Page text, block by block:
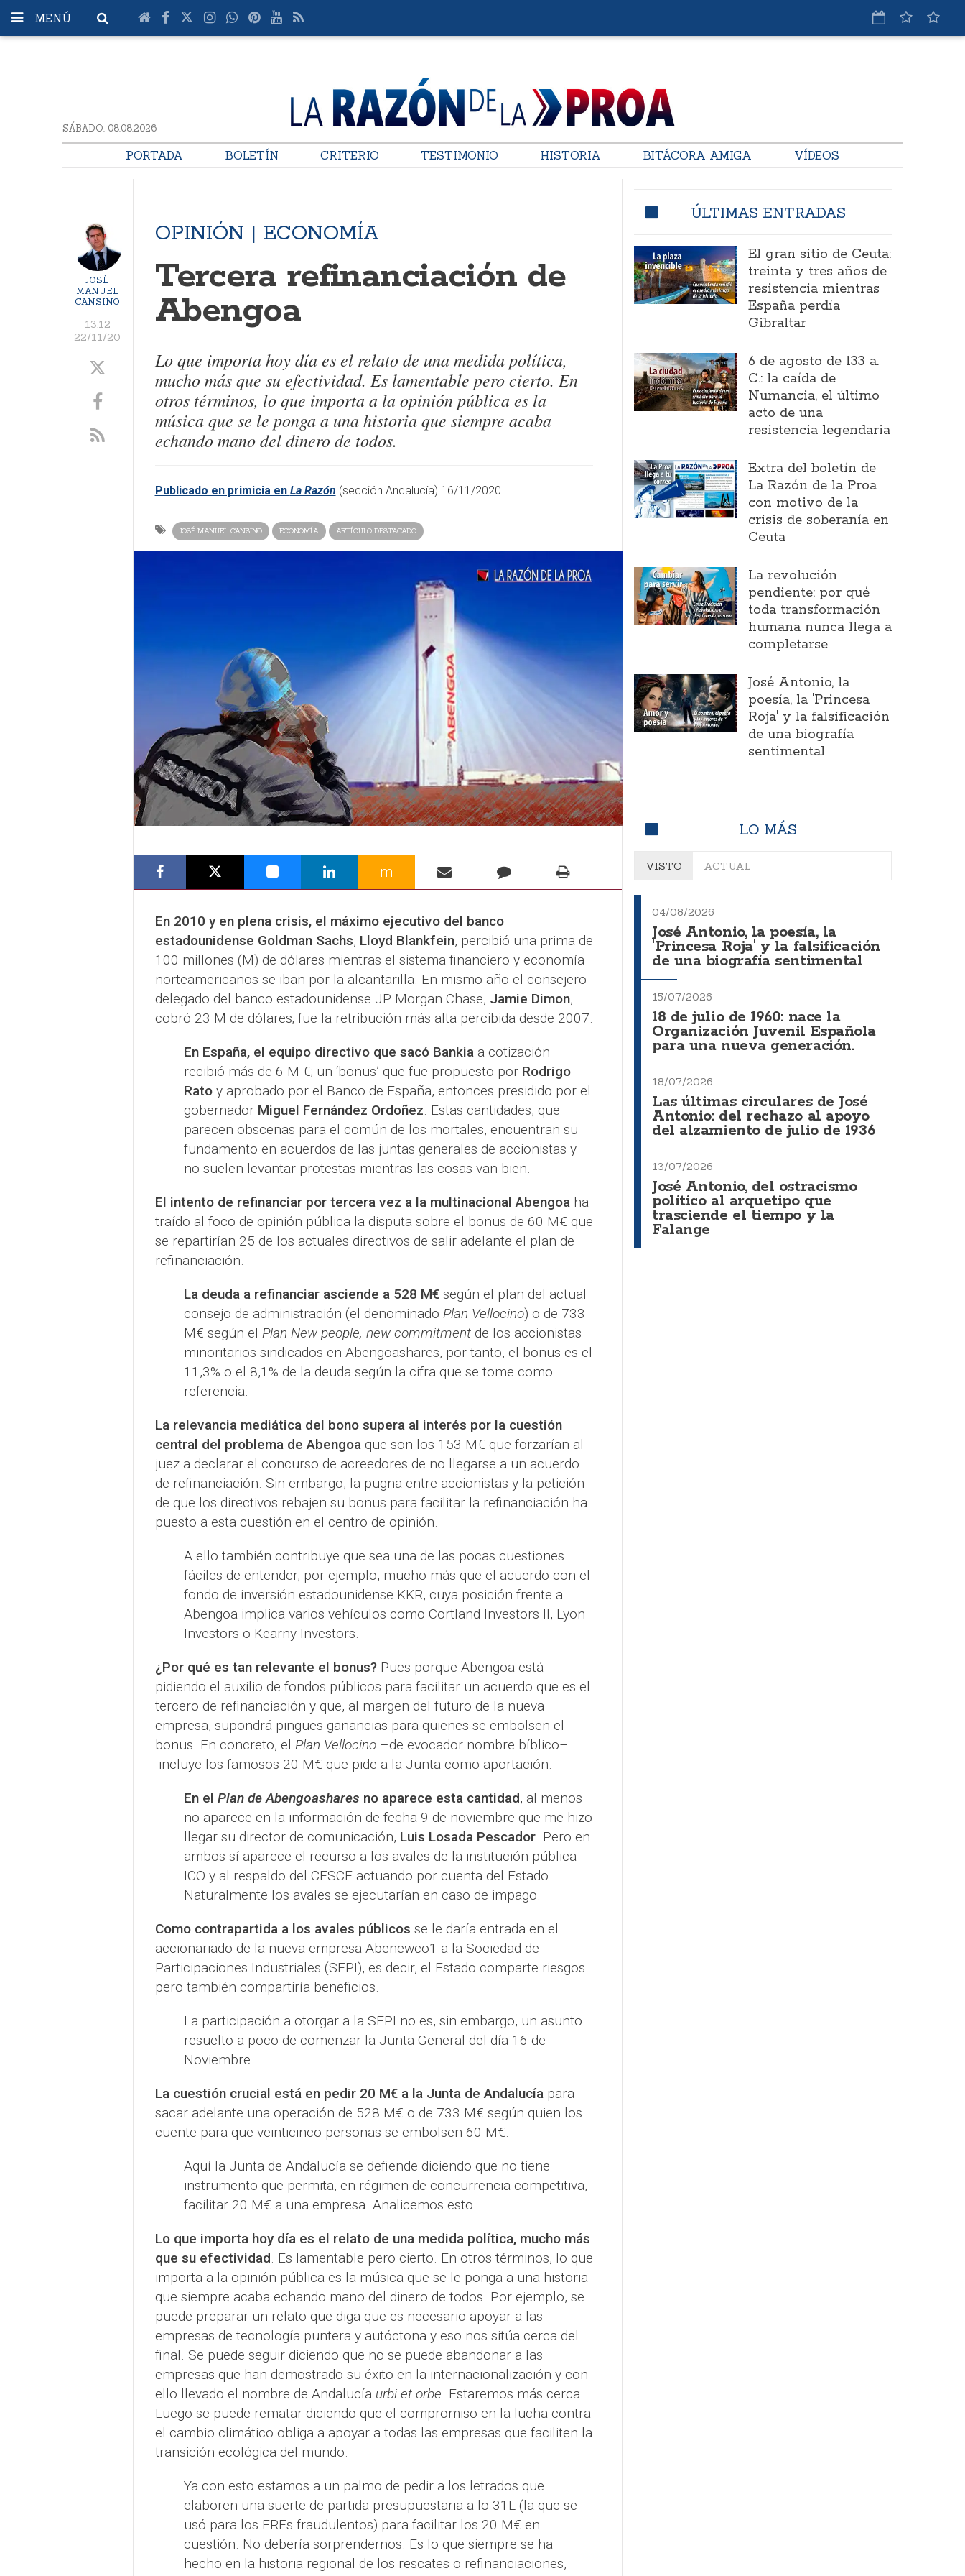
MENÚ
SÁBADO. 08.08.2026
PORTADA BOLETÍN CRITERIO TESTIMONIO HISTORIA BITÁCORA AMIGA VÍDEOS
JOSÉ
MANUEL
CANSINO
13:12
22/11/20
OPINIÓN | ECONOMÍA
Tercera refinanciación de
Abengoa
Lo que importa hoy día es el relato de una medida política,
mucho más que su efectividad. Es lamentable pero cierto. En
otros términos, lo que importa a la opinión pública es la
música que se le ponga a una historia que siempre acaba
echando mano del dinero de todos.
Publicado en primicia en La Razón (sección Andalucía) 16/11/2020.​
JOSÉ MANUEL CANSINO ECONOMÍA ARTÍCULO DESTACADO
m
En 2010 y en plena crisis, el máximo ejecutivo del banco
estadounidense Goldman Sachs, Lloyd Blankfein, percibió una prima de
100 millones (M) de dólares mientras el sistema financiero y economía
norteamericanos se iban por la alcantarilla. En mismo año el consejero
delegado del banco estadounidense JP Morgan Chase, Jamie Dimon,
cobró 23 M de dólares; fue la retribución más alta percibida desde 2007.
En España, el equipo directivo que sacó Bankiaa cotización
recibió más de 6 M €; un ‘bonus’ que fue propuesto por Rodrigo
Ratoy aprobado por el Banco de España, entonces presidido por el
gobernador Miguel Fernández Ordoñez. Estas cantidades, que
parecen obscenas para el común de los mortales, encuentran su
fundamento en acuerdos de las juntas generales de accionistas y
no suelen levantar protestas mientras las cosas van bien.
El intento de refinanciar por tercera vez a la multinacional Abengoaha
traído al foco de opinión pública la disputa sobre el bonus de 60 M€ que
se repartirían 25 de los actuales directivos de salir adelante el plan de
refinanciación.
La deuda a refinanciar asciende a 528 M€ según el plan del actual
consejo de administración (el denominado Plan Vellocino) o de 733
M€ según el Plan New people, new commitmentde los accionistas
minoritarios sindicados en Abengoashares, por tanto, el bonus es el
11,3% o el 8,1% de la deuda según la cifra que se tome como
referencia.
La relevancia mediática del bono supera al interés por la cuestión
central del problema de Abengoaque son los 153 M€ que forzarían al
juez a declarar el concurso de acreedores de no llegarse a un acuerdo
de refinanciación. Sin embargo, la pugna entre accionistas y la petición
de que los directivos rebajen su bonus para facilitar la refinanciación ha
puesto a esta cuestión en el centro de opinión.
A ello también contribuye que sea una de las pocas cuestiones
fáciles de entender, por ejemplo, mucho más que el acuerdo con el
fondo de inversión estadounidense KKR, cuya posición frente a
Abengoa implica varios vehículos como Cortland Investors II, Lyon
Investors o Kearny Investors.
¿Por qué es tan relevante el bonus?Pues porque Abengoa está
pidiendo el auxilio de fondos públicos para facilitar un acuerdo que es el
tercero de refinanciación y que, al margen del futuro de la nueva
empresa, supondrá pingües ganancias para quienes se embolsen el
bonus. En concreto, el Plan Vellocino–de evocador nombre bíblico–
incluye los famosos 20 M€ que pide a la Junta como aportación.
En el Plan de Abengoashares no aparece esta cantidad, al menos
no aparece en la información de fecha 9 de noviembre que me hizo
llegar su director de comunicación, Luis Losada Pescador. Pero en
ambos sí aparece el recurso a los avales de la institución pública
ICO y al respaldo del CESCE actuando por cuenta del Estado.
Naturalmente los avales se ejecutarían en caso de impago.
Como contrapartida a los avales públicos se le daría entrada en el
accionariado de la nueva empresa Abenewco1 a la Sociedad de
Participaciones Industriales (SEPI), es decir, el Estado comparte riesgos
pero también compartiría beneficios.
La participación a otorgar a la SEPI no es, sin embargo, un asunto
resuelto a poco de comenzar la Junta General del día 16 de
Noviembre.
La cuestión crucial está en pedir 20 M€ a la Junta de Andalucíapara
sacar adelante una operación de 528 M€ o de 733 M€ según quien los
cuente para que veinticinco personas se embolsen 60 M€.
Aquí la Junta de Andalucía se defiende diciendo que no tiene
instrumento que permita, en régimen de concurrencia competitiva,
facilitar 20 M€ a una empresa. Analicemos esto.
Lo que importa hoy día es el relato de una medida política, mucho más
que su efectividad. Es lamentable pero cierto. En otros términos, lo que
importa a la opinión pública es la música que se le ponga a una historia
que siempre acaba echando mano del dinero de todos. Por ejemplo, se
puede preparar un relato que diga que es necesario apoyar a las
empresas de tecnología puntera y autóctona y eso nos sitúa cerca del
final. Se puede seguir diciendo que no se puede abandonar a las
empresas que han demostrado su éxito en la internacionalización y con
ello llevado el nombre de Andalucía urbi et orbe. Estaremos más cerca.
Luego se puede rematar diciendo que el compromiso en la lucha contra
el cambio climático obliga a apoyar a todas las empresas que faciliten la
transición ecológica del mundo.
Ya con esto estamos a un palmo de pedir a los letrados que
elaboren una suerte de partida presupuestaria a lo 31L (la que se
usó para los EREs fraudulentos) para facilitar los 20 M€ en
cuestión. No debería sorprendernos. Es lo que siempre se ha
hecho en la historia regional de los rescates o refinanciaciones,
ÚLTIMAS ENTRADAS
El gran sitio de Ceuta:
treinta y tres años de
resistencia mientras
España perdía
Gibraltar
6 de agosto de 133 a.
C.: la caída de
Numancia, el último
acto de una
resistencia legendaria
Extra del boletín de
La Razón de la Proa
con motivo de la
crisis de soberanía en
Ceuta
La revolución
pendiente: por qué
toda transformación
humana nunca llega a
completarse
José Antonio, la
poesía, la 'Princesa
Roja' y la falsificación
de una biografía
sentimental
LO MÁS
VISTO ACTUAL
04/08/2026
José Antonio, la poesía, la
'Princesa Roja' y la falsificación
de una biografía sentimental
15/07/2026
18 de julio de 1960: nace la
Organización Juvenil Española
para una nueva generación.
18/07/2026
Las últimas circulares de José
Antonio: del rechazo al apoyo
del alzamiento de julio de 1936
13/07/2026
José Antonio, del ostracismo
político al arquetipo que
trasciende el tiempo y la
Falange